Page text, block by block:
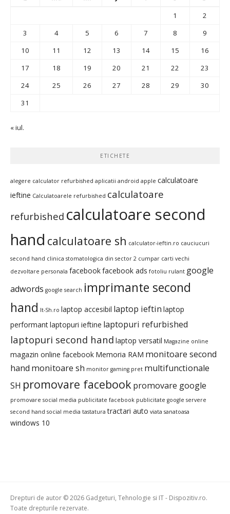
1
2
3
4 5 6 7 8
9
10
11 12 13 14 15
16
17
18 19 20 21 22
23
24
25 26 27 28 29
30
31
« iul.
ETICHETE
alegere calculator refurbished aplicatii android apple calculatoare
ieftine Calculatoarele refurbished calculatoare
refurbished calculatoare second
hand calculatoare sh calculator-ieftin.ro cauciucuri
second hand clinica stomatologica din sector 2 cumpar carti vechi
dezvoltare personala facebookfacebook ads fotoliu rulant google
adwords google search imprimante second
hand It-Sh.ro laptop accesibil laptop ieftin laptop
performantlaptopuri ieftine laptopuri refurbished
laptopuri second hand laptop versatil Magazine online
magazin online facebook Memoria RAM monitoare second
hand monitoare sh monitor gaming pret multifunctionale
SH promovare facebookpromovare google
promovare social media publicitate facebook publicitate google servere
second hand social media tastatura tractari auto viata sanatoasa
windows 10
Drepturi de autor © 2026 Gadgeturi, Tehnologie si IT - Dispozitiv.ro.
Toate drepturile rezervate.